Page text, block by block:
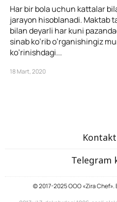
Har bir bola uchun kattalar
jarayon hisoblanadi. Maktab
bilan deyarli har kuni
sinab ko’rib o’rganishingiz
ko’rinishdagi...
18 Mart, 2020
Telegram
© 2017-2025 ООО «Zira Chef».